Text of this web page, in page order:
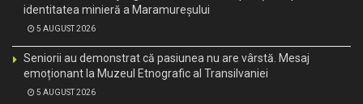
identitatea minieră a Maramureșului
5 AUGUST 2026
Seniorii au demonstrat că pasiunea nu are vârstă. Mesaj
emoționant la Muzeul Etnografic al Transilvaniei
5 AUGUST 2026